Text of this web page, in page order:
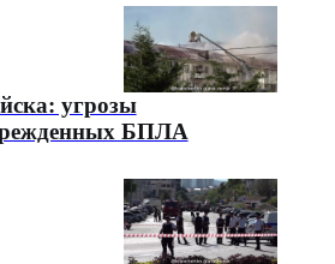
угрозы
БПЛА